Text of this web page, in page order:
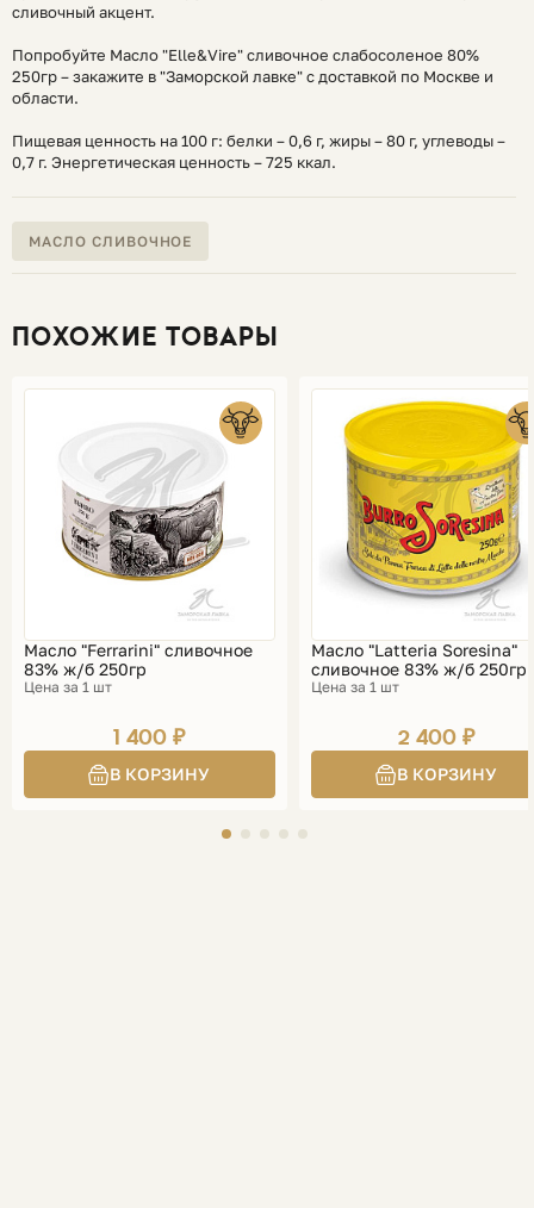
сливочный акцент.
Попробуйте Масло "Elle&Vire" сливочное слабосоленое 80%
250гр – закажите в "Заморской лавке" с доставкой по Москве и
области.
Пищевая ценность на 100 г: белки – 0,6 г, жиры – 80 г, углеводы –
0,7 г. Энергетическая ценность – 725 ккал.
МАСЛО СЛИВОЧНОЕ
ПОХОЖИЕ ТОВАРЫ
Масло "Ferrarini" сливочное
83% ж/б 250гр
Цена за 1 шт
1 400 ₽
Масло "Latteria Soresina"
сливочное 83% ж/б 250гр
Цена за 1 шт
2 400 ₽